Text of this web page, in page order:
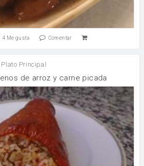
4 Me gusta Comentar
Plato Principal
de arroz y carne picada